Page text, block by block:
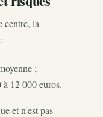
centre, la
;
12 000 euros.
et n'est pas